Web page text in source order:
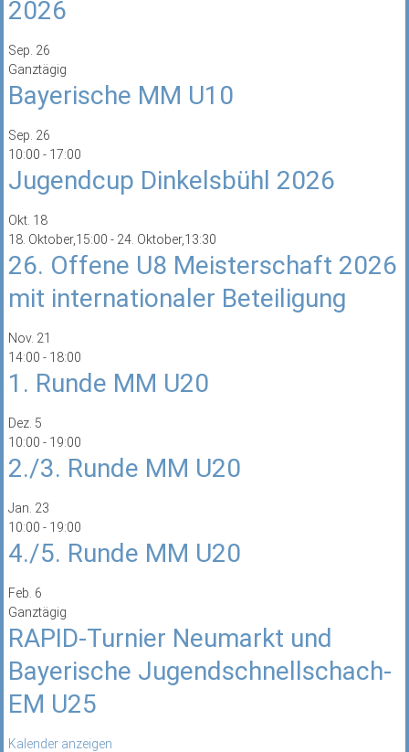
2026
Sep. 26
Ganztägig
Bayerische MM U10
Sep. 26
10:00 - 17:00
Jugendcup Dinkelsbühl 2026
Okt. 18
18. Oktober,15:00 - 24. Oktober,13:30
26. Offene U8 Meisterschaft 2026
mit internationaler Beteiligung
Nov. 21
14:00 - 18:00
1. Runde MM U20
Dez. 5
10:00 - 19:00
2./3. Runde MM U20
Jan. 23
10:00 - 19:00
4./5. Runde MM U20
Feb. 6
Ganztägig
RAPID-Turnier Neumarkt und
Bayerische Jugendschnellschach-
EM U25
Kalender anzeigen